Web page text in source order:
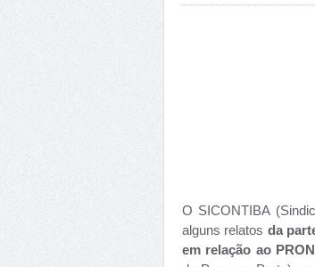
O SICONTIBA
alguns relatos da
em relação ao